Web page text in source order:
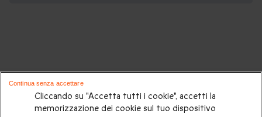
Potrebbero piacerti anche questi cofanetti
regalo:Cliccando su "Accetta tutti i cookie", accetti la
memorizzazione dei cookie sul tuo dispositivo
Continua senza accettare